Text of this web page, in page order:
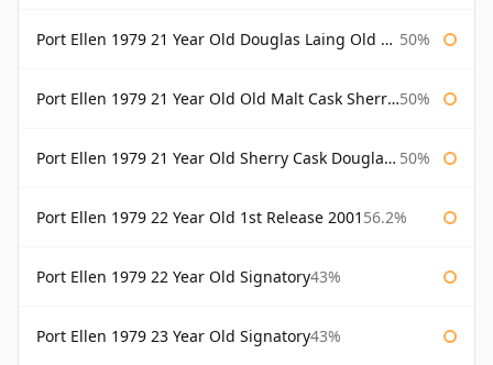
Port Ellen 1979 21 Year Old Douglas Laing Old Malt Cask 50%
Port Ellen 1979 21 Year Old Old Malt Cask Sherry Cask Douglas Laing 50%
Port Ellen 1979 21 Year Old Sherry Cask Douglas Laing Old Malt Cask 50%
Port Ellen 1979 22 Year Old 1st Release 2001 56.2%
Port Ellen 1979 22 Year Old Signatory43%
Port Ellen 1979 23 Year Old Signatory43%